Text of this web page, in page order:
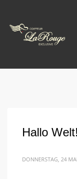
Hallo Welt!
DONNERSTAG, 24